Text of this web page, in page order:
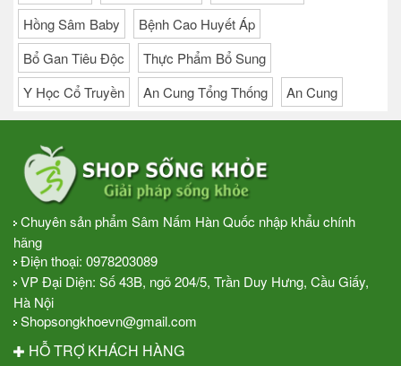
Hồng Sâm Baby
Bệnh Cao Huyết Áp
Bổ Gan Tiêu Độc
Thực Phẩm Bổ Sung
Y Học Cổ Truyền
An Cung Tổng Thống An Cung
Chuyên sản phẩm Sâm Nấm Hàn Quốc nhập khẩu chính
hãng
Điện thoại: 0978203089
VP Đại Diện: Số 43B, ngõ 204/5, Trần Duy Hưng, Cầu Giấy,
Hà Nội
Shopsongkhoevn@gmail.com
HỖ TRỢ KHÁCH HÀNG